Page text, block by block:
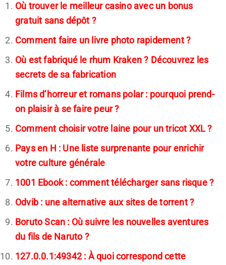
Où trouver le meilleur casino avec un bonus
gratuit sans dépôt ?
Comment faire un livre photo rapidement ?
Où est fabriqué le rhum Kraken ? Découvrez les
secrets de sa fabrication
Films d’horreur et romans polar : pourquoi prend-
on plaisir à se faire peur ?
Comment choisir votre laine pour un tricot XXL ?
Pays en H : Une liste surprenante pour enrichir
votre culture générale
1001 Ebook : comment télécharger sans risque ?
Odvib : une alternative aux sites de torrent ?
Boruto Scan : Où suivre les nouvelles aventures
du fils de Naruto ?
127.0.0.1:49342 : À quoi correspond cette